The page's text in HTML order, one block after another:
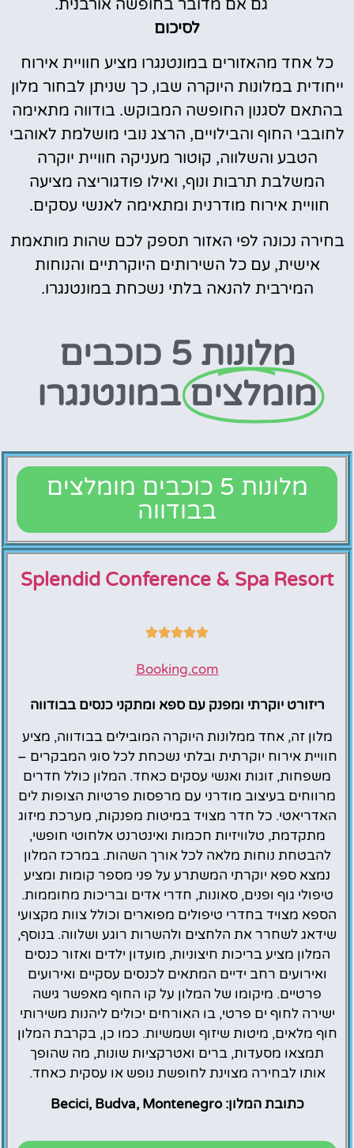
גם אם מדובר בחופשה אורבנית.
לסיכום
כל אחד מהאזורים במונטנגרו מציע חוויית אירוח
ייחודית במלונות היוקרה שבו, כך שניתן לבחור מלון
בהתאם לסגנון החופשה המבוקש. בודווה מתאימה
לחובבי החוף והבילויים, הרצג נובי מושלמת לאוהבי
הטבע והשלווה, קוטור מעניקה חוויית יוקרה
המשלבת תרבות ונוף, ואילו פודגוריצה מציעה
חוויית אירוח מודרנית ומתאימה לאנשי עסקים.
בחירה נכונה לפי האזור תספק לכם שהות מותאמת
אישית, עם כל השירותים היוקרתיים והנוחות
המירבית להנאה בלתי נשכחת במונטנגרו.
מלונות 5 כוכבים
מומלצים במונטנגרו
מלונות 5 כוכבים מומלצים
בבודווה
Splendid Conference & Spa Resort
Booking.com
ריזורט יוקרתי ומפנק עם ספא ומתקני כנסים בבודווה
מלון זה, אחד ממלונות היוקרה המובילים בבודווה, מציע
חוויית אירוח יוקרתית ובלתי נשכחת לכל סוגי המבקרים –
משפחות, זוגות ואנשי עסקים כאחד. המלון כולל חדרים
מרווחים בעיצוב מודרני עם מרפסות פרטיות הצופות לים
האדריאטי. כל חדר מצויד במיטות מפנקות, מערכת מיזוג
מתקדמת, טלוויזיות חכמות ואינטרנט אלחוטי חופשי,
להבטחת נוחות מלאה לכל אורך השהות. במרכז המלון
נמצא ספא יוקרתי המשתרע על פני מספר קומות ומציע
טיפולי גוף ופנים, סאונות, חדרי אדים ובריכות מחוממות.
הספא מצויד בחדרי טיפולים מפוארים וכולל צוות מקצועי
שידאג לשחרר את הלחצים ולהשרות רוגע ושלווה. בנוסף,
המלון מציע בריכות חיצוניות, מועדון ילדים ואזור כנסים
ואירועים רחב ידיים המתאים לכנסים עסקיים ואירועים
פרטיים. מיקומו של המלון על קו החוף מאפשר גישה
ישירה לחוף ים פרטי, בו האורחים יכולים ליהנות משירותי
חוף מלאים, מיטות שיזוף ושמשיות. כמו כן, בקרבת המלון
תמצאו מסעדות, ברים ואטרקציות שונות, מה שהופך
אותו לבחירה מצוינת לחופשת נופש או עסקית כאחד.
כתובת המלון: Becici, Budva, Montenegro